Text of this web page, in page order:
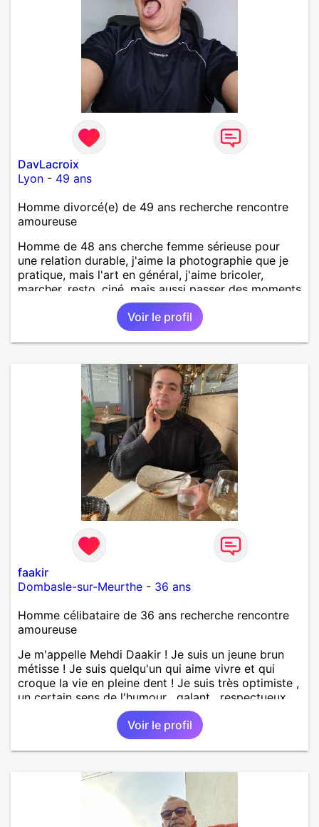
Mes passions. Sont la robotique ,vtt ,Echeque
,astronomie . Service militaire belfort 35 régiment d
infanterie et engager sur 5 ans.de (1998 a 2003.)
Divers je fait en moyenne 6 km de marche par jour
a pieds. A la fin de mon travail a mon domicile. J 'ai
un rêve cet de construire une vie a deux en
harmonie. Si je pourrais lui décrocher la lune je le
ferais. A chaque fois que je vois un beau ciel étoilé
je rêve d' être avec quelqu'un.
DavLacroix
Lyon - 49 ans
Homme divorcé(e) de 49 ans recherche rencontre
amoureuse
Homme de 48 ans cherche femme sérieuse pour
une relation durable, j'aime la photographie que je
pratique, mais l'art en général, j'aime bricoler,
marcher, resto, ciné, mais aussi passer des moments
calme devant un bon film ou une série avec un
plateau repas. le reste est à découvrir.
Voir le profil
faakir
Dombasle-sur-Meurthe - 36 ans
Homme célibataire de 36 ans recherche rencontre
amoureuse
Je m'appelle Mehdi Daakir ! Je suis un jeune brun
métisse ! Je suis quelqu'un qui aime vivre et qui
croque la vie en pleine dent ! Je suis très optimiste ,
un certain sens de l'humour , galant , respectueux
mais parfois un peu maladroit et timide ! Je
recherche de nouvelles rencontres et plus si
affinités ! Qui ne tente rien n'a rien !
Voir le profil